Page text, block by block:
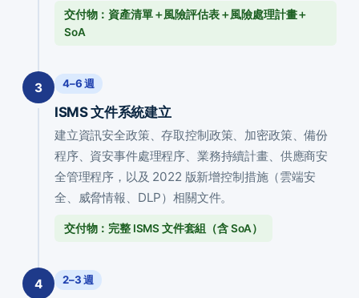
交付物：資產清單＋風險評估表＋風險處理計畫＋
SoA
3 4–6 週
ISMS 文件系統建立
建立資訊安全政策、存取控制政策、加密政策、備份
程序、資安事件處理程序、業務持續計畫、供應商安
全管理程序，以及 2022 版新增控制措施（雲端安
全、威脅情報、DLP）相關文件。
交付物：完整 ISMS 文件套組（含 SoA）
4 2–3 週